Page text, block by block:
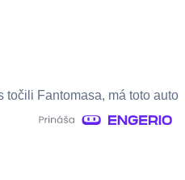
točili Fantomasa, má toto auto